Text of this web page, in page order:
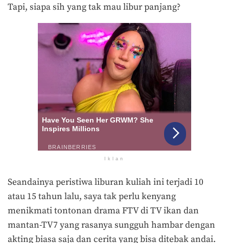
Tapi, siapa sih yang tak mau libur panjang?
Iklan
Seandainya peristiwa liburan kuliah ini terjadi 10
atau 15 tahun lalu, saya tak perlu kenyang
menikmati tontonan drama FTV di TV ikan dan
mantan-TV7 yang rasanya sungguh hambar dengan
akting biasa saja dan cerita yang bisa ditebak andai.